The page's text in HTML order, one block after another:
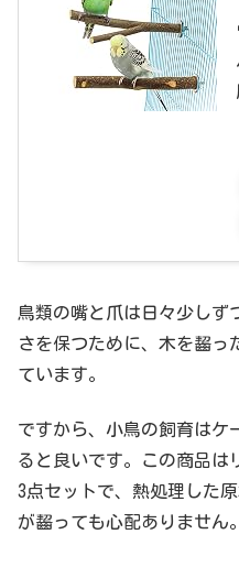
鳥類の嘴と爪は日々少しず
さを保つために、木を齧っ
ています。
ですから、小鳥の飼育はケ
ると良いです。この商品は
3点セットで、熱処理した
が齧っても心配ありません。